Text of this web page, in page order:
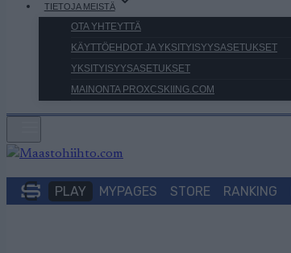
TIETOJA MEISTÄ
OTA YHTEYTTÄ
KÄYTTÖEHDOT JA YKSITYISYYSASETUKSET
YKSITYISYYSASETUKSET
MAINONTA PROXCSKIING.COM
PLAY MYPAGES STORE RANKING